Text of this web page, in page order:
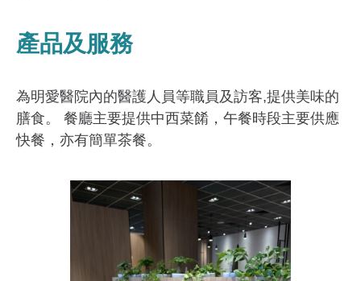
產品及服務
為明愛醫院內的醫護人員等職員及訪客,提供美味的
膳食。 餐廳主要提供中西菜餚，午餐時段主要供應
快餐，亦有簡單茶餐。